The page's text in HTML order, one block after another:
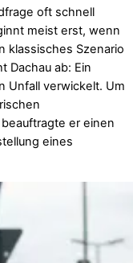
oft schnell
meist erst, wenn
klassisches Szenario
Dachau ab: Ein
Unfall verwickelt. Um
er einen
eines